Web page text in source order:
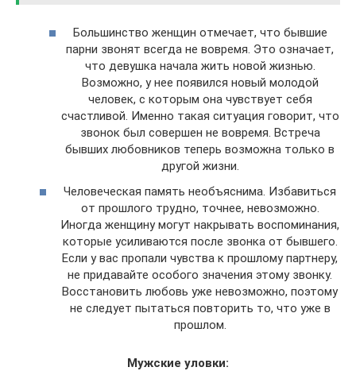
Большинство женщин отмечает, что бывшие
парни звонят всегда не вовремя. Это означает,
что девушка начала жить новой жизнью.
Возможно, у нее появился новый молодой
человек, с которым она чувствует себя
счастливой. Именно такая ситуация говорит, что
звонок был совершен не вовремя. Встреча
бывших любовников теперь возможна только в
другой жизни.
Человеческая память необъяснима. Избавиться
от прошлого трудно, точнее, невозможно.
Иногда женщину могут накрывать воспоминания,
которые усиливаются после звонка от бывшего.
Если у вас пропали чувства к прошлому партнеру,
не придавайте особого значения этому звонку.
Восстановить любовь уже невозможно, поэтому
не следует пытаться повторить то, что уже в
прошлом.
Мужские уловки: